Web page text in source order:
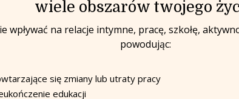
wiele obszarów twojego
wpływać na relacje intymne, pracę, szkołę,
powodując:
się zmiany lub utraty pracy
edukacji